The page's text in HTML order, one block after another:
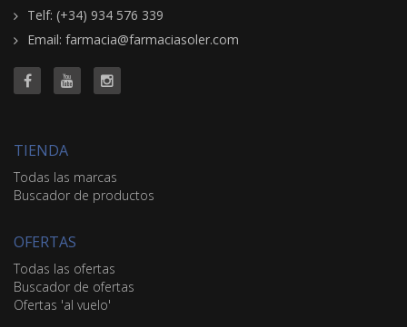
Telf: (+34) 934 576 339
Email: farmacia@farmaciasoler.com
TIENDA
Todas las marcas
Buscador de productos
OFERTAS
Todas las ofertas
Buscador de ofertas
Ofertas 'al vuelo'